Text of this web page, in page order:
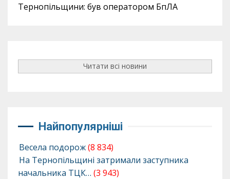
Тернопільщини: був оператором БпЛА
Читати всі новини
Найпопулярніші
Весела подорож(8 834)
На Тернопільщині затримали заступника
начальника ТЦК… (3 943)